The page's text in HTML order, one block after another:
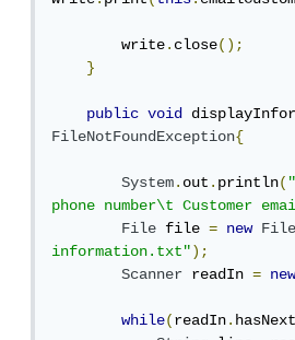
        write
.close();
}
public void
FileNotFoundException{
System.out.println(
phone number\t Customer
File file = new
information.txt");
Scanner readIn =
while(readIn.